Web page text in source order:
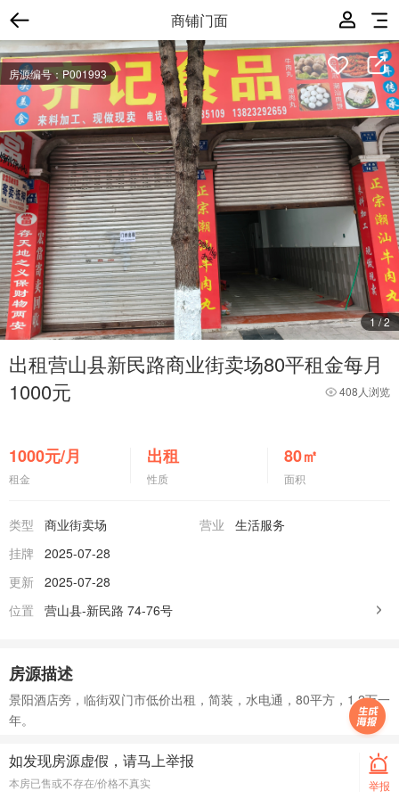
商铺门面
房源编号：P001993
1/2
出租营山县新民路商业街卖场80平租金每月
1000元
408人浏览
1000元/月
租金
出租
性质
80㎡
面积
类型 商业街卖场 营业
生活服务
挂牌
2025-07-28
更新 2025-07-28
位置
营山县-新民路 74-76号
房源描述
景阳酒店旁，临街双门市低价出租，简装，水电通，80平方，1.2万一
年。
举报
如发现房源虚假，请马上举报
本房已售或不存在/价格不真实